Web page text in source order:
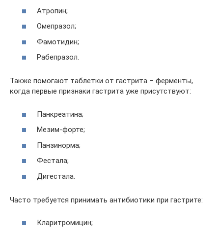
Атропин;
Омепразол;
Фамотидин;
Рабепразол.
Также помогают таблетки от гастрита – ферменты,
когда первые признаки гастрита уже присутствуют:
Панкреатина;
Мезим-форте;
Панзинорма;
Фестала;
Дигестала.
Часто требуется принимать антибиотики при гастрите:
Кларитромицин;